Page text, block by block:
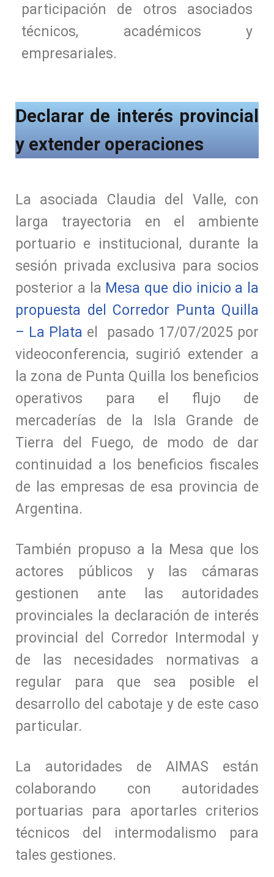
participación de otros asociados
técnicos, académicos y
empresariales.
Declarar de interés provincial
y extender operaciones
La asociada Claudia del Valle, con
larga trayectoria en el ambiente
portuario e institucional, durante la
sesión privada exclusiva para socios
posterior a la Mesa que dio inicio a la
propuesta del Corredor Punta Quilla
– La Plata el pasado 17/07/2025 por
videoconferencia, sugirió extender a
la zona de Punta Quilla los beneficios
operativos para el flujo de
mercaderías de la Isla Grande de
Tierra del Fuego, de modo de dar
continuidad a los beneficios fiscales
de las empresas de esa provincia de
Argentina.
También propuso a la Mesa que los
actores públicos y las cámaras
gestionen ante las autoridades
provinciales la declaración de interés
provincial del Corredor Intermodal y
de las necesidades normativas a
regular para que sea posible el
desarrollo del cabotaje y de este caso
particular.
La autoridades de AIMAS están
colaborando con autoridades
portuarias para aportarles criterios
técnicos del intermodalismo para
tales gestiones.